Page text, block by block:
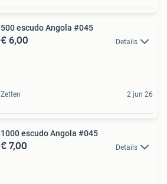
500 escudo Angola #045
€ 6,00 Details
Zetten 2 jun 26
1000 escudo Angola #045
€ 7,00 Details